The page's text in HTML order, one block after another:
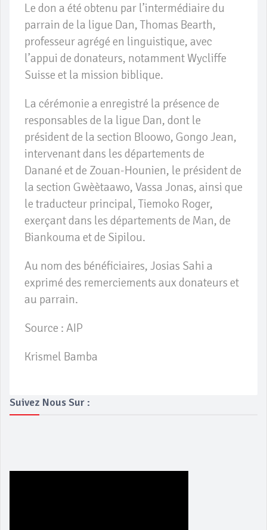
Le don a été obtenu par l’intermédiaire du
parrain de la ligue Dan, Thomas Bearth,
professeur agrégé en linguistique, avec
l’appui de donateurs, notamment Wycliffe
Suisse et la mission biblique.
La cérémonie a enregistré la présence de
responsables de la ligue Dan, dont le
président de la section Bloowo, Gongo Jean,
intervenant dans les départements de
Danané et de Zouan-Hounien, le président de
la section Gwèètaawo, Vassa Jonas, ainsi que
le traducteur principal, Tiemoko Roger,
exerçant dans les départements de Man, de
Biankouma et de Sipilou.
Au nom des bénéficiaires, Josias Sahi a
exprimé des remerciements aux donateurs et
au parrain.
Source : AIP
Krismel Bamba
Suivez Nous Sur :